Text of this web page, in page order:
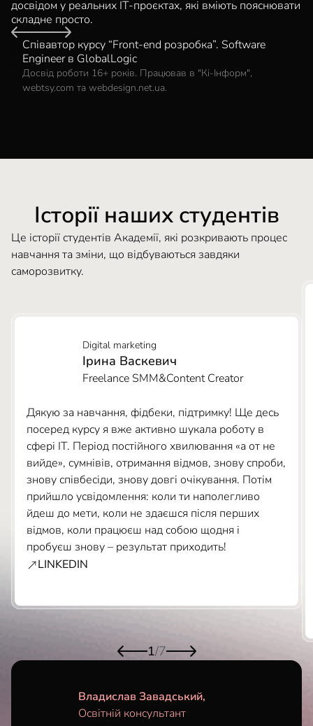
досвідом у реальних IT-проєктах, які вміють пояснювати
складне просто.
ОЛЕКСАНДР КОВАЛЕНКО
Співавтор курсу “Front-end розробка”. Software
Engineer в GlobalLogic
Досвід роботи 16+ років. Працював в "Кі-Інформ",
webtsy.com та webdesign.net.ua.
Історії наших студентів
Це історії студентів Академії, які розкривають процес
навчання та зміни, що відбуваються завдяки
саморозвитку.
Digital marketing
Ірина Васкевич
Freelance SMM&Content Creator
Дякую за навчання, фідбеки, підтримку! Ще десь
посеред курсу я вже активно шукала роботу в
сфері ІТ. Період постійного хвилювання «а от не
вийде», сумнівів, отримання відмов, знову спроби,
знову співбесіди, знову довгі очікування. Потім
прийшло усвідомлення: коли ти наполегливо
йдеш до мети, коли не здаєшся після перших
відмов, коли працюєш над собою щодня і
пробуєш знову – результат приходить!
LINKEDIN
1/7
Владислав Завадський,
Освітній консультант